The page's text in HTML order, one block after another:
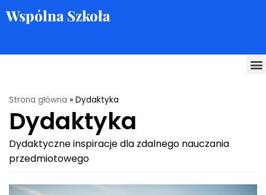
Wspólna Szkoła
Strona główna » Dydaktyka
Dydaktyka
Dydaktyczne inspiracje dla zdalnego nauczania
przedmiotowego